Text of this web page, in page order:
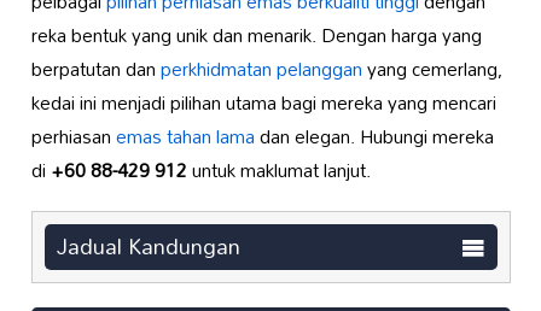
reka bentuk yang unik dan menarik. Dengan harga yang
berpatutan danperkhidmatan pelangganyang cemerlang,
kedai ini menjadi pilihan utama bagi mereka yang mencari
perhiasanemas tahan lamadan elegan. Hubungi mereka
di+60 88-429 912untuk maklumat lanjut.
Jadual Kandungan